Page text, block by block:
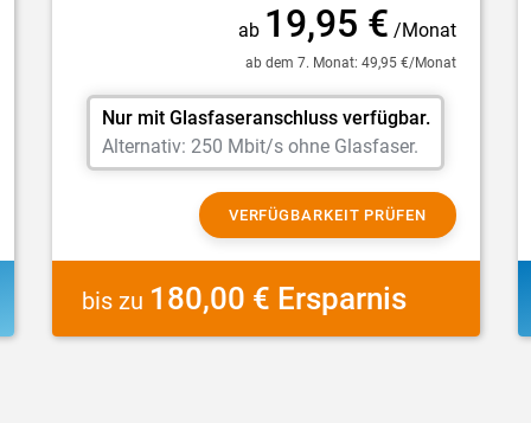
ab 19,95 € /Monat
ab dem 7. Monat: 49,95 €/Monat
Nur mit Glasfaseranschluss verfügbar.
Alternativ: 250 Mbit/s ohne Glasfaser.
VERFÜGBARKEIT PRÜFEN
bis zu 180,00 € Ersparnis